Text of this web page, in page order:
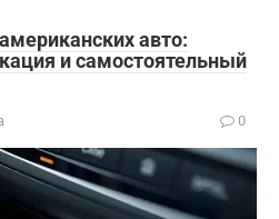
авто:
и самостоятельный
0